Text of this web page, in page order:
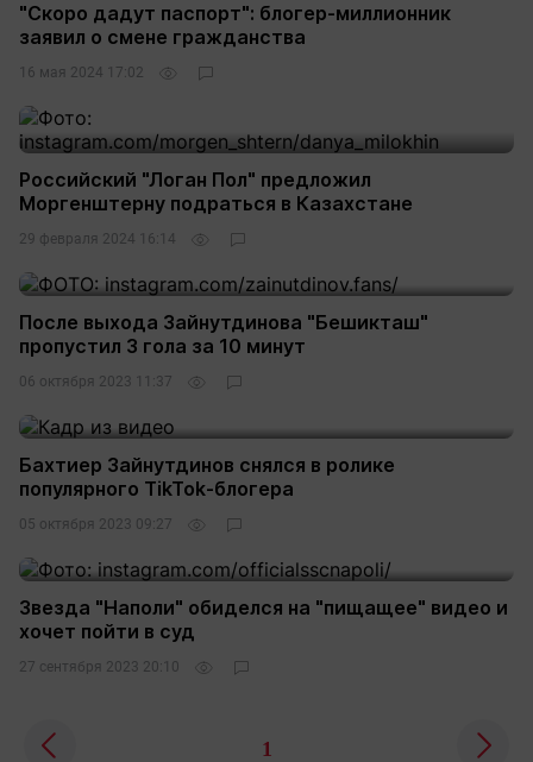
"Скоро дадут паспорт": блогер-миллионник
заявил о смене гражданства
16 мая 2024 17:02
Российский "Логан Пол" предложил
Моргенштерну подраться в Казахстане
29 февраля 2024 16:14
После выхода Зайнутдинова "Бешикташ"
пропустил 3 гола за 10 минут
06 октября 2023 11:37
Бахтиер Зайнутдинов снялся в ролике
популярного TikTok-блогера
05 октября 2023 09:27
Звезда "Наполи" обиделся на "пищащее" видео и
хочет пойти в суд
27 сентября 2023 20:10
1